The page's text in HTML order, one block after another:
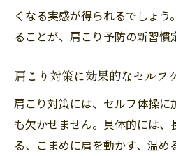
くなる実感が得られるでしょ
ることが、肩こり予防の新習慣
肩こり対策に効果的なセルフ
肩こり対策には、セルフ体操に
も欠かせません。具体的には、
る、こまめに肩を動かす、温め